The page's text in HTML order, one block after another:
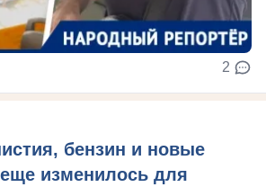
2
бензин и новые
изменилось для